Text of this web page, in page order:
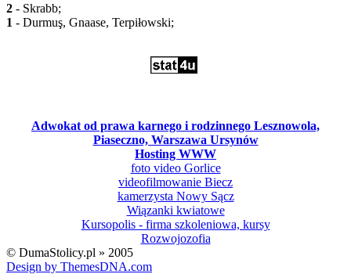
2 - Skrabb;
1 - Durmuş, Gnaase, Terpiłowski;
Adwokat od prawa karnego i rodzinnego Lesznowola,
Piaseczno, Warszawa Ursynów
Hosting WWW
foto video Gorlice
videofilmowanie Biecz
kamerzysta Nowy Sącz
Wiązanki kwiatowe
Kursopolis - firma szkoleniowa, kursy
Rozwojozofia
© DumaStolicy.pl » 2005
Design by ThemesDNA.com